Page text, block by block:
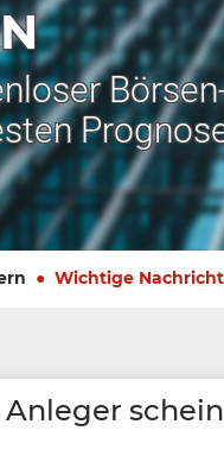
Wichtige